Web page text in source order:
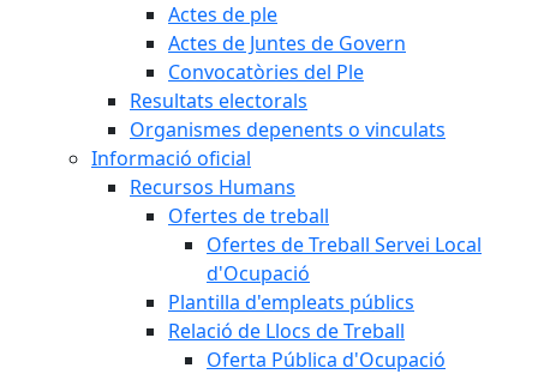
Actes de ple
Actes de Juntes de Govern
Convocatòries del Ple
Resultats electorals
Organismes depenents o vinculats
Informació oficial
Recursos Humans
Ofertes de treball
Ofertes de Treball Servei Local
d'Ocupació
Plantilla d'empleats públics
Relació de Llocs de Treball
Oferta Pública d'Ocupació